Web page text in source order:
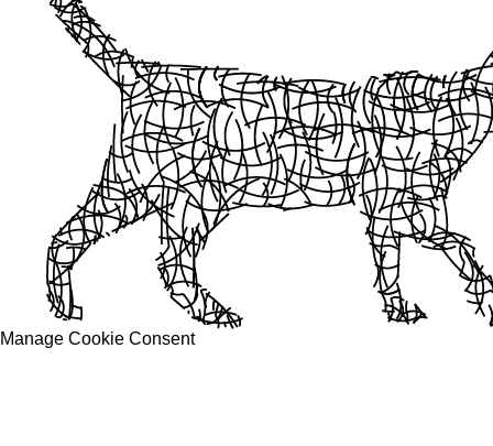
Manage Cookie Consent